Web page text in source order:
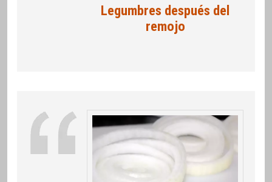
Legumbres después del
remojo